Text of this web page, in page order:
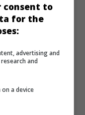
avec Michael
21 décembre 1970,
à devenir un
et la violence qui
consent to
for the
advertising and
and
a device